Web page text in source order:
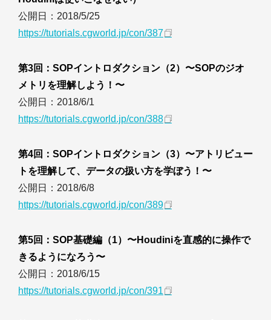
公開日：2018/5/25
https://tutorials.cgworld.jp/con/387
第3回：SOPイントロダクション（2）〜SOPのジオ
メトリを理解しよう！〜
公開日：2018/6/1
https://tutorials.cgworld.jp/con/388
第4回：SOPイントロダクション（3）〜アトリビュー
トを理解して、データの扱い方を学ぼう！〜
公開日：2018/6/8
https://tutorials.cgworld.jp/con/389
第5回：SOP基礎編（1）〜Houdiniを直感的に操作で
きるようになろう〜
公開日：2018/6/15
https://tutorials.cgworld.jp/con/391